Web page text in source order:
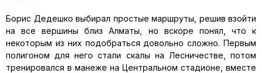
Борис Дедешко выбирал простые маршруты, решив взойти
на все вершины близ Алматы, но вскоре понял, что к
некоторым из них подобраться довольно сложно. Первым
полигоном для него стали скалы на Лесничестве, потом
тренировался в манеже на Центральном стадионе, вместе